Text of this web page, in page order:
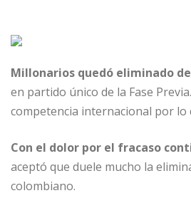
Millonarios quedó eliminado
en partido único de la Fase
competencia internacional por lo
Con el dolor por el fracaso
aceptó que duele mucho la
colombiano.